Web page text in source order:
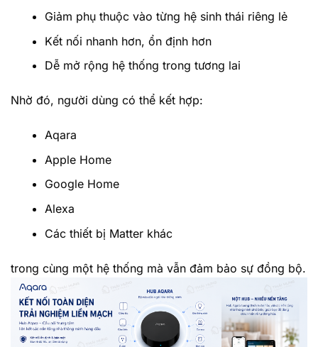
Giảm phụ thuộc vào từng hệ sinh thái riêng lẻ
Kết nối nhanh hơn, ổn định hơn
Dễ mở rộng hệ thống trong tương lai
Nhờ đó, người dùng có thể kết hợp:
Aqara
Apple Home
Google Home
Alexa
Các thiết bị Matter khác
trong cùng một hệ thống mà vẫn đảm bảo sự đồng bộ.